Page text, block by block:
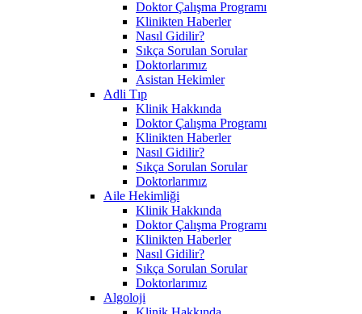
Doktor Çalışma Programı
Klinikten Haberler
Nasıl Gidilir?
Sıkça Sorulan Sorular
Doktorlarımız
Asistan Hekimler
Adli Tıp
Klinik Hakkında
Doktor Çalışma Programı
Klinikten Haberler
Nasıl Gidilir?
Sıkça Sorulan Sorular
Doktorlarımız
Aile Hekimliği
Klinik Hakkında
Doktor Çalışma Programı
Klinikten Haberler
Nasıl Gidilir?
Sıkça Sorulan Sorular
Doktorlarımız
Algoloji